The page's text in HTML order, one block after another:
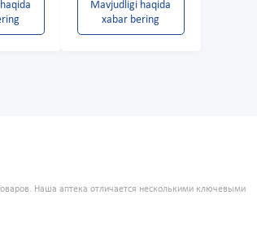
Mavjudligi haqida
xabar bering
Наша аптека отличается несколькими ключевыми